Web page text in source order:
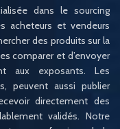
dans le sourcing
acheteurs et vendeurs
des produits sur la
comparer et d’envoyer
aux exposants. Les
peuvent aussi publier
directement des
validés. Notre